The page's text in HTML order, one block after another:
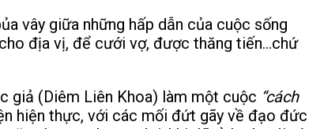
vây giữa những hấp dẫn của cuộc sống
địa vị, để cưới vợ, được thăng tiến…chứ
giả (Diêm Liên Khoa) làm một cuộc “cách
hiện thực, với các mối đứt gãy về đạo đức